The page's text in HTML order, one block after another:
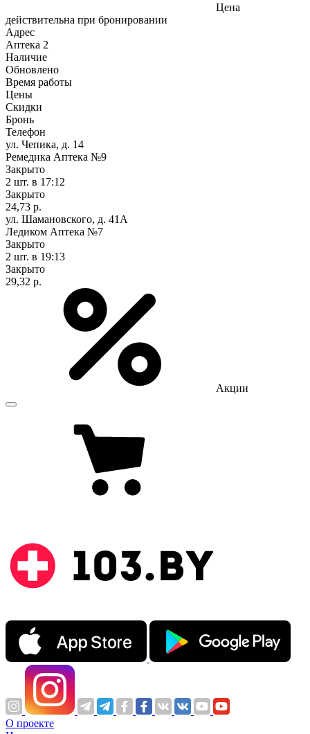
Цена
действительна при бронировании
Адрес
Аптека 2
Наличие
Обновлено
Время работы
Цены
Скидки
Бронь
Телефон
ул. Чепика, д. 14
Ремедика Аптека №9
Закрыто
2 шт. в 17:12
Закрыто
24,73 р.
ул. Шамановского, д. 41А
Ледиком Аптека №7
Закрыто
2 шт. в 19:13
Закрыто
29,32 р.
Акции
О проекте